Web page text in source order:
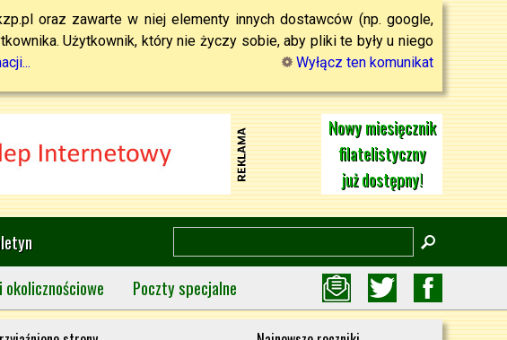
oraz zawarte w niej elementy innych dostawców (np. google,
Użytkownik, który nie życzy sobie, aby pliki te były u niego
Wyłącz ten komunikat
Nowy miesięcznik
filatelistyczny
już dostępny!
okolicznościowe Poczty specjalne